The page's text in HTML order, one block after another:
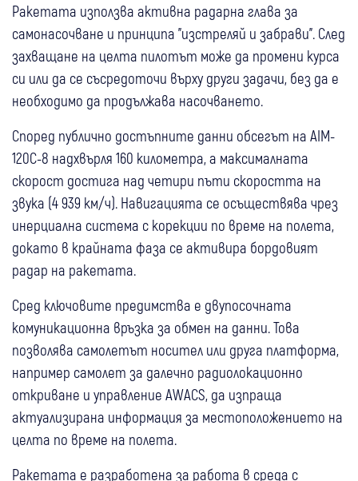
Ракетата използва активна радарна глава за
самонасочване и принципа "изстреляй и забрави". След
захващане на целта пилотът може да промени курса
си или да се съсредоточи върху други задачи, без да е
необходимо да продължава насочването.
Според публично достъпните данни обсегът на AIM-
120C-8 надхвърля 160 километра, а максималната
скорост достига над четири пъти скоростта на
звука (4 939 км/ч). Навигацията се осъществява чрез
инерциална система с корекции по време на полета,
докато в крайната фаза се активира бордовият
радар на ракетата.
Сред ключовите предимства е двупосочната
комуникационна връзка за обмен на данни. Това
позволява самолетът носител или друга платформа,
например самолет за далечно радиолокационно
откриване и управление AWACS, да изпраща
актуализирана информация за местоположението на
целта по време на полета.
Ракетата е разработена за работа в среда с